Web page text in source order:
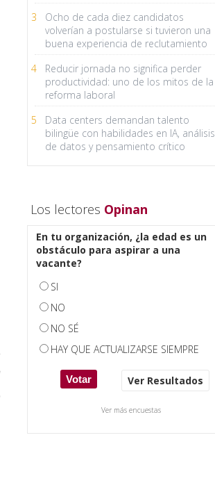
3
Ocho de cada diez candidatos
volverían a postularse si tuvieron una
buena experiencia de reclutamiento
4
Reducir jornada no significa perder
productividad: uno de los mitos de la
reforma laboral
5
Data centers demandan talento
bilingüe con habilidades en IA, análisis
de datos y pensamiento crítico
Los lectores Opinan
En tu organización, ¿la edad es un
obstáculo para aspirar a una
vacante?
SI
NO
NO SÉ
HAY QUE ACTUALIZARSE SIEMPRE
Ver Resultados
Ver más encuestas